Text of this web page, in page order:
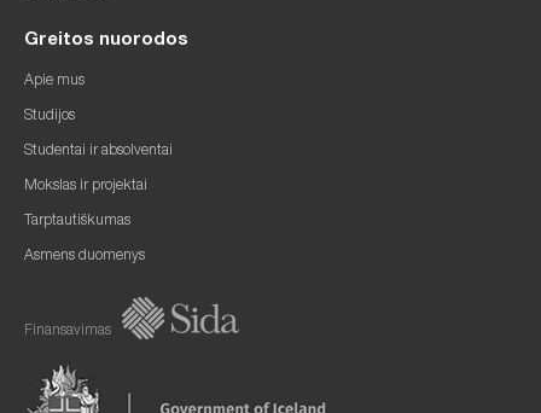
Greitos nuorodos
Apie mus
Studijos
Studentai ir absolventai
Mokslas ir projektai
Tarptautiškumas
Asmens duomenys
Finansavimas